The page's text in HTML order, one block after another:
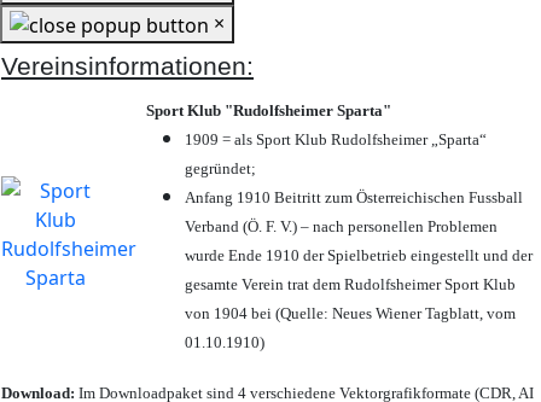
×
Vereinsinformationen:
Sport Klub "Rudolfsheimer Sparta"
1909 = als Sport Klub Rudolfsheimer „Sparta“
gegründet;
Anfang 1910 Beitritt zum Österreichischen Fussball
Verband (Ö. F. V.) – nach personellen Problemen
wurde Ende 1910 der Spielbetrieb eingestellt und der
gesamte Verein trat dem Rudolfsheimer Sport Klub
von 1904 bei (Quelle: Neues Wiener Tagblatt, vom
01.10.1910)
Download: Im Downloadpaket sind 4 verschiedene Vektorgrafikformate (CDR, AI